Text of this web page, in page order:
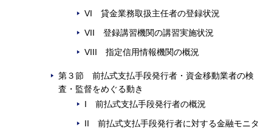
VI 貸金業務取扱主任者の登録状況
VII 登録講習機関の講習実施状況
VIII 指定信用情報機関の概況
第３節 前払式支払手段発行者・資金移動業者の検
査・監督をめぐる動き
I 前払式支払手段発行者の概況
II 前払式支払手段発行者に対する金融モニタ